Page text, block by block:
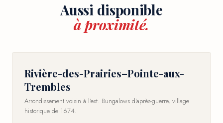
Aussi disponible
à proximité.
Rivière-des-Prairies–Pointe-aux-
Trembles
Arrondissement voisin à l'est. Bungalows d'après-guerre, village
historique de 1674.